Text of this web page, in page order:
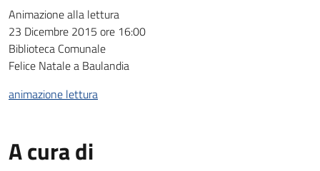
Animazione alla lettura
23 Dicembre 2015 ore 16:00
Biblioteca Comunale
Felice Natale a Baulandia
animazione lettura
A cura di